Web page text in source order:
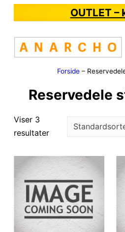
OUTLET –
Forside–
Reservedele
Viser 3
resultater